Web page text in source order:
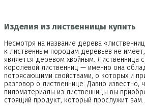
Изделия из лиственницы купить
Несмотря на название дерева
к лиственным породам деревьев не
является деревом хвойным. Лиственница
королевой лиственниц — именно она
потрясающими свойствами, о которых и
разговор о лиственнице. Давно известно,
пиломатериалы из лиственницы вы
стоящий продукт, который прослужит